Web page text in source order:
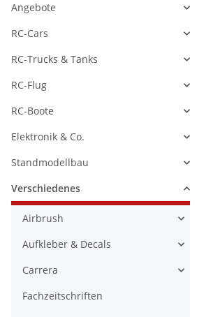
Angebote
Alle
RC-Cars
Alle
RC-Trucks & Tanks
Alle
RC-Flug
Alle
RC-Boote
Alle
Elektronik & Co.
Alle
Standmodellbau
Alle
Verschiedenes
Alle
Airbrush
Alle
Aufkleber & Decals
Alle
Carrera
Alle
Fachzeitschriften